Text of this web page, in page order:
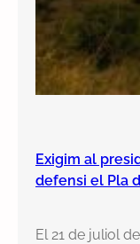
Exigim al
defensi el Pla
El 21 de juliol